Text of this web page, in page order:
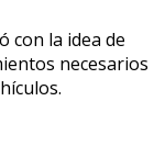
con la idea de
necesarios